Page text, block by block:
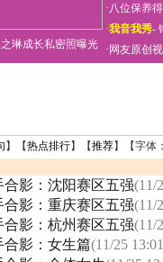
琳成长私密照曝光
·八位保养
·我音我秀-
· 网友原创
】【热点排行】【推荐】【字体
合影：沈阳赛区五强(11/
合影：重庆赛区五强(11/
合影：杭州赛区五强(11/
合影：女生篇(11/25